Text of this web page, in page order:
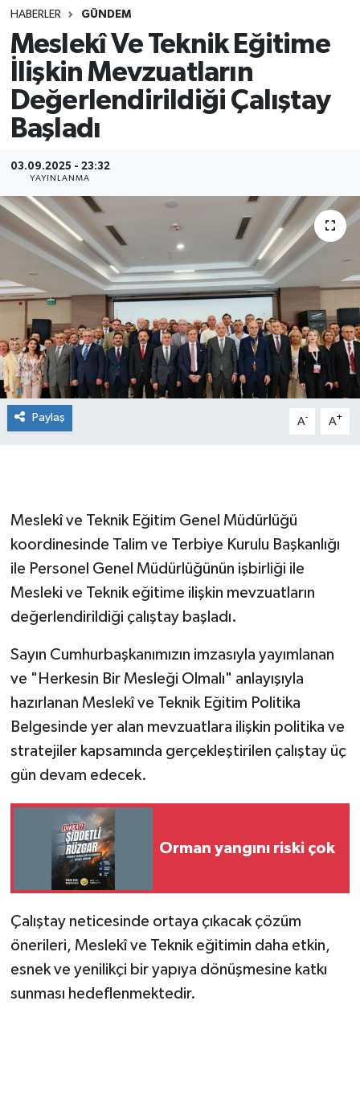
HABERLER GÜNDEM
Meslekî Ve Teknik Eğitime
İlişkin Mevzuatların
Değerlendirildiği Çalıştay
Başladı
03.09.2025 - 23:32
YAYINLANMA
Paylaş A- A+
Meslekî ve Teknik Eğitim Genel Müdürlüğü
koordinesinde Talim ve Terbiye Kurulu Başkanlığı
ile Personel Genel Müdürlüğünün işbirliği ile
Mesleki ve Teknik eğitime ilişkin mevzuatların
değerlendirildiği çalıştay başladı.
Sayın Cumhurbaşkanımızın imzasıyla yayımlanan
ve "Herkesin Bir Mesleği Olmalı" anlayışıyla
hazırlanan Meslekî ve Teknik Eğitim Politika
Belgesinde yer alan mevzuatlara ilişkin politika ve
stratejiler kapsamında gerçekleştirilen çalıştay üç
gün devam edecek.
Orman yangını riski çok
Çalıştay neticesinde ortaya çıkacak çözüm
önerileri, Meslekî ve Teknik eğitimin daha etkin,
esnek ve yenilikçi bir yapıya dönüşmesine katkı
sunması hedeflenmektedir.
YARIŞMA/ETKİNLİKLER
ANKET
MEVZUAT/KARARLAR